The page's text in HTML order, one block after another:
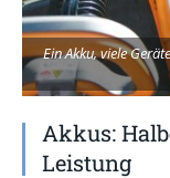
Ein Akku, viele
Akkus:
Leistung